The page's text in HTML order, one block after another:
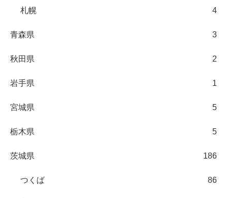
札幌 4
青森県 3
秋田県 2
岩手県 1
宮城県 5
栃木県 5
茨城県 186
つくば 86